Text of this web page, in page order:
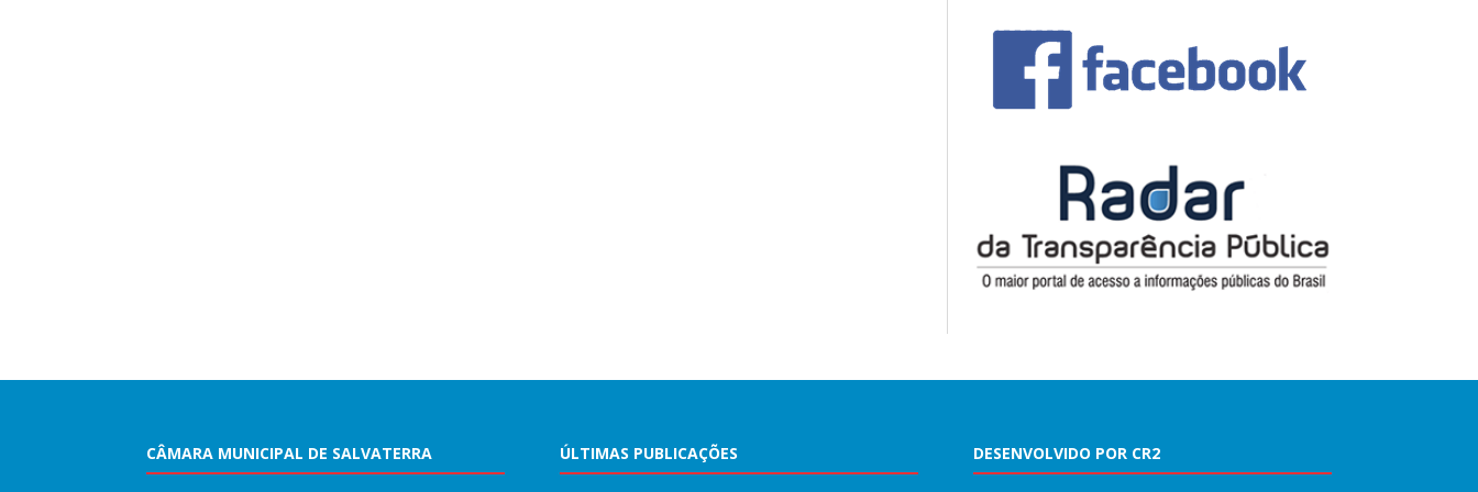
CÂMARA MUNICIPAL DE SALVATERRA ÚLTIMAS PUBLICAÇÕES DESENVOLVIDO POR CR2